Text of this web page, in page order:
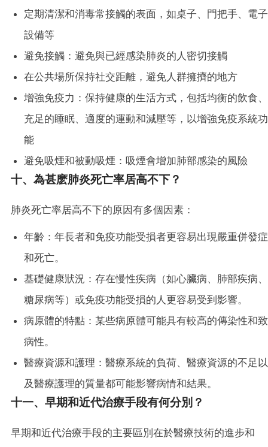
定期清潔和消毒常接觸的表面，如桌子、門把手、電子
設備等
避免接觸：避免與已經感染肺炎的人密切接觸
在公共場所保持社交距離，避免人群擁擠的地方
增強免疫力：保持健康的生活方式，包括均衡的飲食、
充足的睡眠、適度的運動和減壓等，以增強免疫系統功
能
避免吸煙和被動吸煙：吸煙會增加肺部感染的風險
十、為甚麽肺炎死亡率居高不下？
肺炎死亡率居高不下的原因有多個因素：
年齡：年長者和免疫功能受損者更容易出現嚴重併發症
和死亡。
基礎健康狀況：存在慢性疾病（如心臟病、肺部疾病、
糖尿病等）或免疫功能受損的人更容易受到影響。
病原體的特點：某些病原體可能具有較高的傳染性和致
病性。
醫療資源和護理：醫療系統的負荷、醫療資源的不足以
及醫療護理的質量都可能影響病情和結果。
十一、早期和近代治療手段有何分別？
早期和近代治療手段的主要區別在於醫療技術的進步和